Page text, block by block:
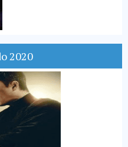
2020